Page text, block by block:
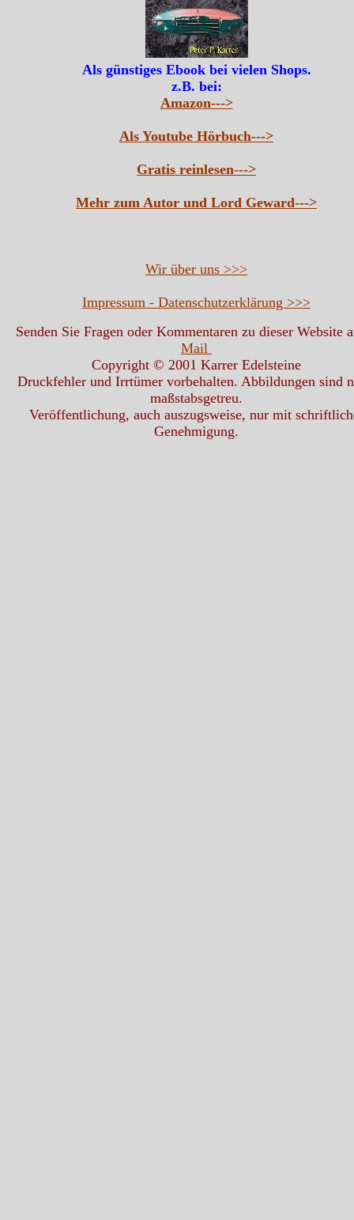
Als günstiges Ebook bei vielen Shops.
z.B. bei:
Amazon--->
Als Youtube Hörbuch--->
Gratis reinlesen--->
Mehr zum Autor und Lord Geward--->
Wir über uns >>>
Impressum - Datenschutzerklärung >>>
Senden Sie Fragen oder Kommentaren zu dieser Website
Mail
Copyright © 2001 Karrer Edelsteine
Druckfehler und Irrtümer vorbehalten. Abbildungen sind
maßstabsgetreu.
Veröffentlichung, auch auszugsweise, nur mit
Genehmigung.